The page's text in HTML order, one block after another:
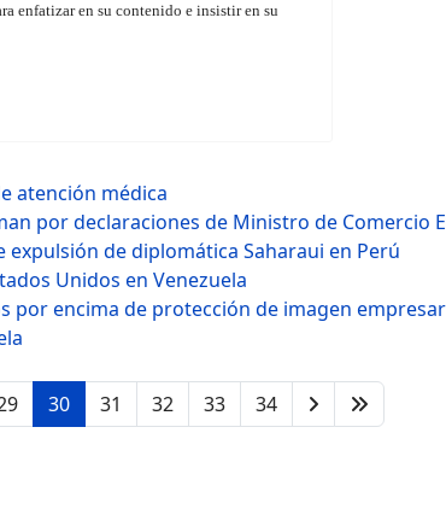
enfatizar en su contenido e insistir en su
atención médica
por declaraciones de Ministro de Comercio
de diplomática Saharaui en Perú
Unidos en Venezuela
por encima de protección de imagen
30 31 32 33 34